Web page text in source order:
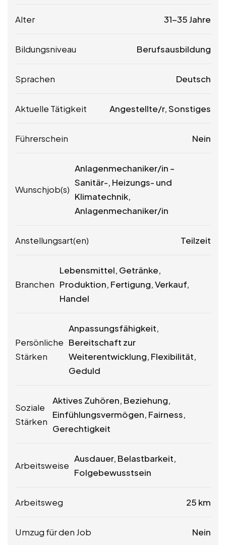
Alter 31-35 Jahre
Bildungsniveau Berufsausbildung
Sprachen Deutsch
Aktuelle Tätigkeit Angestellte/r, Sonstiges
Führerschein Nein
Wunschjob(s)
Anlagenmechaniker/in –
Sanitär-, Heizungs- und
Klimatechnik,
Anlagenmechaniker/in
Anstellungsart(en) Teilzeit
Branchen
Lebensmittel, Getränke,
Produktion, Fertigung, Verkauf,
Handel
Persönliche
Stärken
Anpassungsfähigkeit,
Bereitschaft zur
Weiterentwicklung, Flexibilität,
Geduld
Soziale
Stärken
Aktives Zuhören, Beziehung,
Einfühlungsvermögen, Fairness,
Gerechtigkeit
Arbeitsweise
Ausdauer, Belastbarkeit,
Folgebewusstsein
Arbeitsweg 25 km
Umzug für den Job Nein